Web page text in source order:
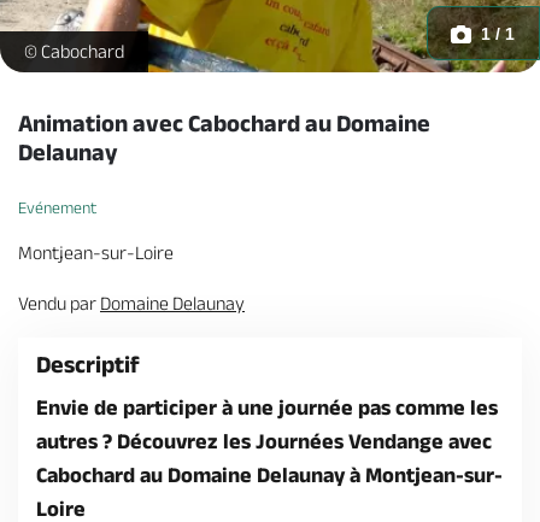
Agenda
Billetterie en ligne
Offices de tourisme
Spectacle-Cabochard-Domaine-Delaunay-Mauges-sur-Loire -
© Cabochard
1 / 1
Animation avec Cabochard au Domaine
Delaunay
Evénement
Montjean-sur-Loire
Vendu par Domaine Delaunay
Descriptif
Envie de participer à une journée pas comme les
autres ? Découvrez les Journées Vendange avec
Cabochard au Domaine Delaunay à Montjean-sur-
Loire